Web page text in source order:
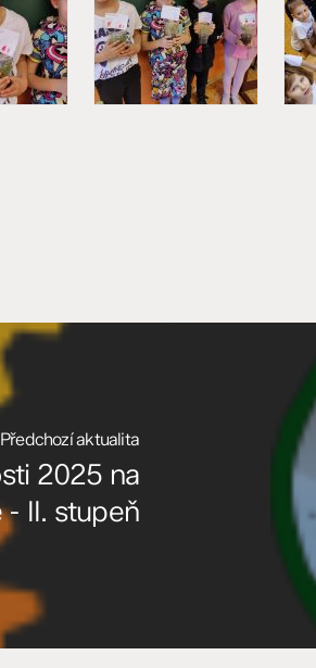
Předchozí aktualita
2025 na
II. stupeň